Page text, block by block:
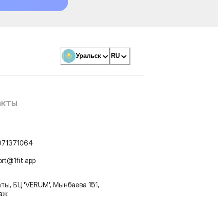
Уральск RU
БЦ 'VERUM', Мынбаева 151,